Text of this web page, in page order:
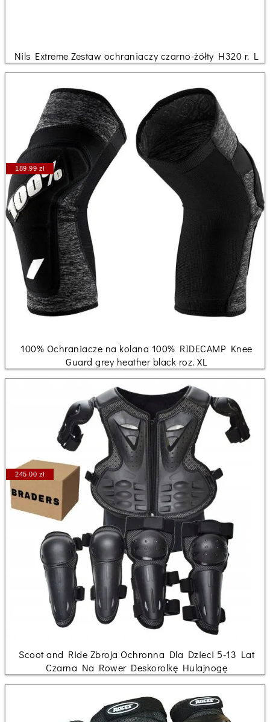
Nils Extreme Zestaw ochraniaczy czarno-żółty H320 r. L
189.99 zł
100% Ochraniacze na kolana 100% RIDECAMP Knee
Guard grey heather black roz. XL
245.00 zł
Scoot and Ride Zbroja Ochronna Dla Dzieci 5-13 Lat
Czarna Na Rower Deskorolkę Hulajnogę